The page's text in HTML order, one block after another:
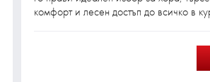
комфорт и лесен достъп до всичко в